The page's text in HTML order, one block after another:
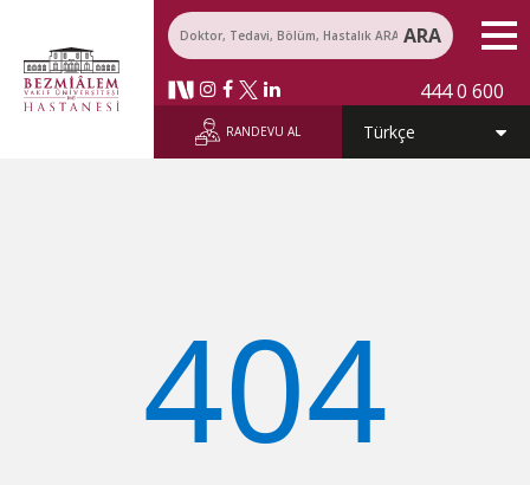
ARA
444 0 600
RANDEVU AL
40​4